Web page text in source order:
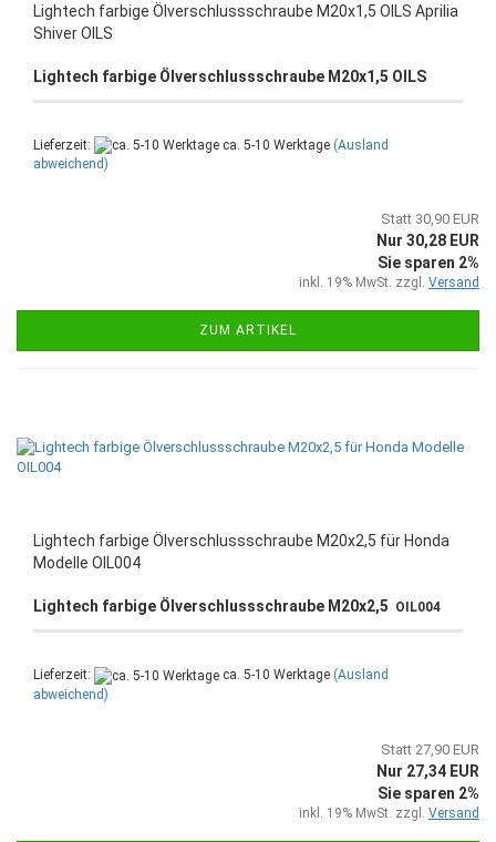
Lightech farbige Ölverschlussschraube M20x1,5 OILS Aprilia
Shiver OILS
Lightech farbige Ölverschlussschraube M20x1,5 OILS
Lieferzeit: ca. 5-10 Werktage (Ausland
abweichend)
Statt 30,90 EUR
Nur 30,28 EUR
Sie sparen 2%
inkl. 19% MwSt. zzgl. Versand
ZUM ARTIKEL
Lightech farbige Ölverschlussschraube M20x2,5 für Honda
Modelle OIL004
Lightech farbige Ölverschlussschraube M20x2,5 OIL004
Lieferzeit: ca. 5-10 Werktage (Ausland
abweichend)
Statt 27,90 EUR
Nur 27,34 EUR
Sie sparen 2%
inkl. 19% MwSt. zzgl. Versand